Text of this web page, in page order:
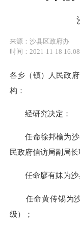
来源：沙县区政府办
时间：2021-11-18 16:08
各乡（镇）人民政
构：
经研究决定：
任命徐邦榆为沙
民政府信访局副局长
任命廖有妹为沙
任命黄传锡为沙
级）；